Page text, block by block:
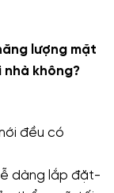
lượng mặt
không?
đều có
dàng lắp đặt-